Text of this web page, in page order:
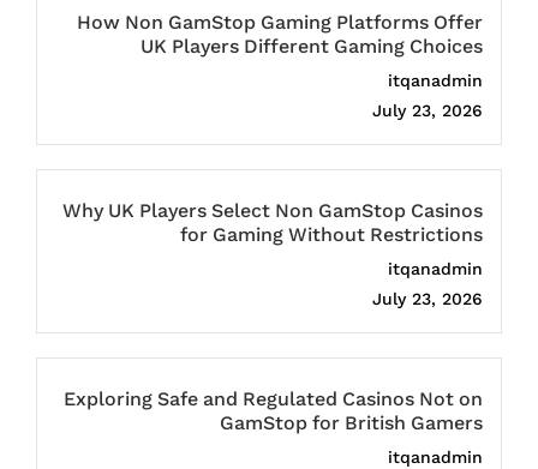
How Non GamStop Gaming Platforms Offer
UK Players Different Gaming Choices
itqanadmin
July 23, 2026
Why UK Players Select Non GamStop Casinos
for Gaming Without Restrictions
itqanadmin
July 23, 2026
Exploring Safe and Regulated Casinos Not on
GamStop for British Gamers
itqanadmin